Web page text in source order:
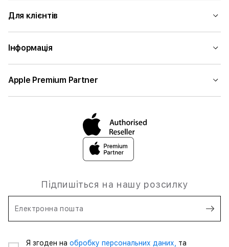
Для клієнтів
Інформація
Apple Premium Partner
Підпишіться на нашу розсилку
Електронна пошта
Я згоден на обробку персональних даних, та